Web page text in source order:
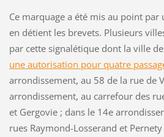
Ce marquage a été mis au point
en détient les brevets. Plusieurs
par cette signalétique dont la ville
une autorisation pour quatre
arrondissement, au 58 de la rue de
arrondissement, au carrefour des
et Gergovie ; dans le 14e
rues Raymond-Losserand et